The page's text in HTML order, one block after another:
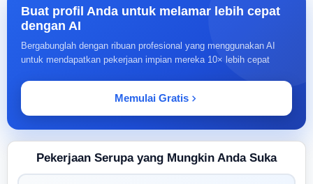
Buat profil Anda untuk melamar lebih cepat
dengan AI
Bergabunglah dengan ribuan profesional yang menggunakan AI
untuk mendapatkan pekerjaan impian mereka 10× lebih cepat
Memulai Gratis
Pekerjaan Serupa yang Mungkin Anda Suka